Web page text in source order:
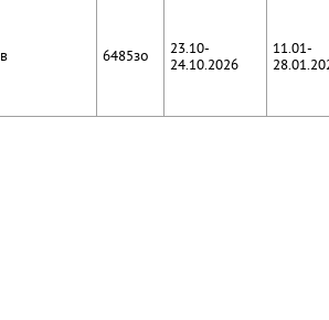
6485зо
23.10-
24.10.2026
11.01-